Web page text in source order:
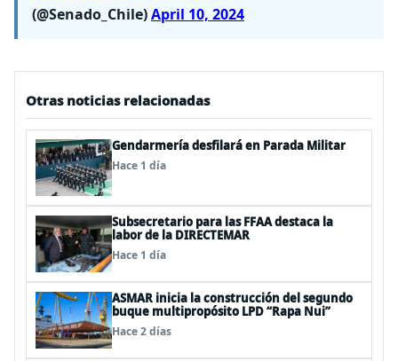
(@Senado_Chile)April 10, 2024
Otras noticias relacionadas
Gendarmería desfilará en Parada Militar
Hace 1 día
Subsecretario para las FFAA destaca la
labor de la DIRECTEMAR
Hace 1 día
ASMAR inicia la construcción del segundo
buque multipropósito LPD “Rapa Nui”
Hace 2 días